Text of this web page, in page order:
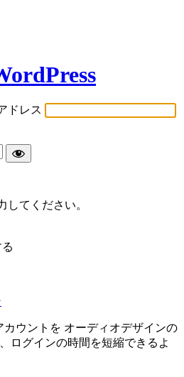
ドレス
してください。
カウントを オーディオデザインの
ログインの時間を短縮できるよ